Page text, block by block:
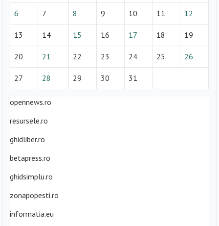
6 7 8 9 10 11 12
13 14 15 16 17 18 19
20 21 22 23 24 25 26
27 28 29 30 31
opennews.ro
resursele.ro
ghidliber.ro
betapress.ro
ghidsimplu.ro
zonapopesti.ro
informatia.eu